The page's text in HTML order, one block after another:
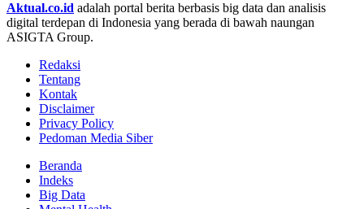
Aktual.co.id adalah portal berita berbasis big data dan analisis
digital terdepan di Indonesia yang berada di bawah naungan
ASIGTA Group.
Redaksi
Tentang
Kontak
Disclaimer
Privacy Policy
Pedoman Media Siber
Beranda
Indeks
Big Data